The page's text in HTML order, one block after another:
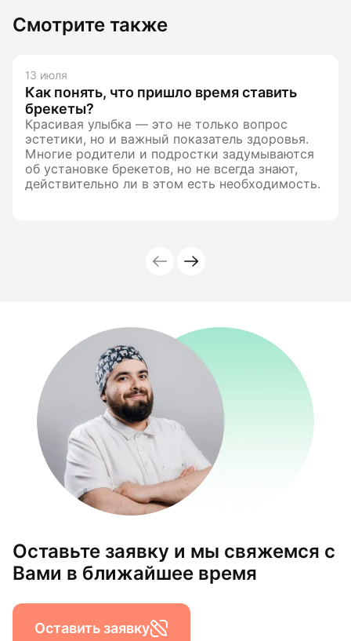
Смотрите также
13 июля
Как понять, что пришло время ставить
брекеты?
Красивая улыбка — это не только вопрос
эстетики, но и важный показатель здоровья.
Многие родители и подростки задумываются
об установке брекетов, но не всегда знают,
действительно ли в этом есть необходимость.
Оставьте заявку и мы свяжемся с
Вами в ближайшее время
Оставить заявку